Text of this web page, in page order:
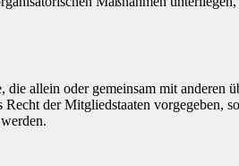
allein oder gemeinsam mit anderen
der Mitgliedstaaten vorgegeben,